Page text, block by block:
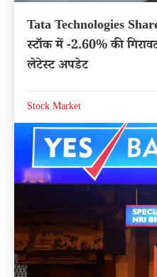
Tata Technologies
स्टॉक में -2.60% की
लेटेस्ट अपडेट
Stock Market